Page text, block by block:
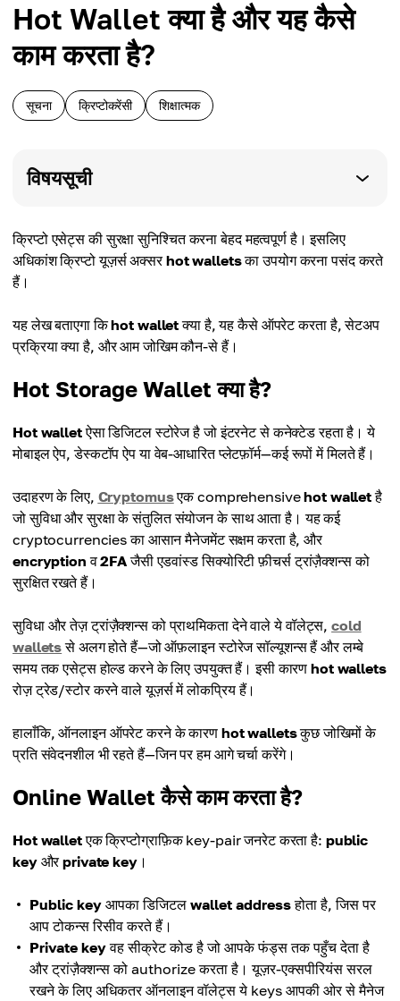
Hot Wallet क्या है और यह कैसे
काम करता है?
सूचना क्रिप्टोकरेंसी शिक्षात्मक
विषयसूची
क्रिप्टो एसेट्स की सुरक्षा सुनिश्चित करना बेहद महत्वपूर्ण है। इसलिए
अधिकांश क्रिप्टो यूज़र्स अक्सरhot walletsका उपयोग करना पसंद करते
हैं।
यह लेख बताएगा किhot walletक्या है, यह कैसे ऑपरेट करता है, सेटअप
प्रक्रिया क्या है, और आम जोखिम कौन-से हैं।
Hot Storage Wallet क्या है?
Hot walletऐसा डिजिटल स्टोरेज है जो इंटरनेट से कनेक्टेड रहता है। ये
मोबाइल ऐप, डेस्कटॉप ऐप या वेब-आधारित प्लेटफ़ॉर्म—कई रूपों में मिलते हैं।
उदाहरण के लिए, Cryptomusएक comprehensivehot walletहै
जो सुविधा और सुरक्षा के संतुलित संयोजन के साथ आता है। यह कई
cryptocurrencies का आसान मैनेजमेंट सक्षम करता है, और
encryption व2FAजैसी एडवांस्ड सिक्योरिटी फ़ीचर्स ट्रांज़ैक्शन्स को
सुरक्षित रखते हैं।
सुविधा और तेज़ ट्रांज़ैक्शन्स को प्राथमिकता देने वाले ये वॉलेट्स,cold
walletsसे अलग होते हैं—जो ऑफ़लाइन स्टोरेज सॉल्यूशन्स हैं और लम्बे
समय तक एसेट्स होल्ड करने के लिए उपयुक्त हैं। इसी कारणhot wallets
रोज़ ट्रेड/स्टोर करने वाले यूज़र्स में लोकप्रिय हैं।
हालाँकि, ऑनलाइन ऑपरेट करने के कारण hot walletsकुछ जोखिमों के
प्रति संवेदनशील भी रहते हैं—जिन पर हम आगे चर्चा करेंगे।
Online Wallet कैसे काम करता है?
Hot walletएक क्रिप्टोग्राफ़िक key-pair जनरेट करता है: public
keyऔरprivate key।
Public key आपका डिजिटल wallet addressहोता है, जिस पर
आप टोकन्स रिसीव करते हैं।
Private keyवह सीक्रेट कोड है जो आपके फंड्स तक पहुँच देता है
और ट्रांज़ैक्शन्स को authorize करता है। यूज़र-एक्सपीरियंस सरल
रखने के लिए अधिकतर ऑनलाइन वॉलेट्स ये keys आपकी ओर से मैनेज